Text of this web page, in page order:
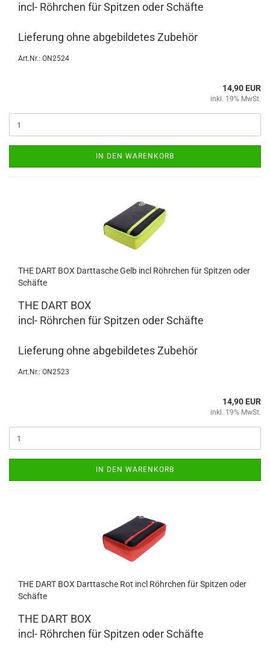
incl- Röhr­chen für Spit­zen oder Schäf­te
Lie­fe­rung ohne ab­ge­bil­de­tes Zu­be­hör
Art.Nr.: ON2524
14,90 EUR
inkl. 19% MwSt.
IN DEN WARENKORB
THE DART BOX Dart­ta­sche Gelb incl Röhr­chen für Spit­zen oder
Schäf­te
THE DART BOX
incl- Röhr­chen für Spit­zen oder Schäf­te
Lie­fe­rung ohne ab­ge­bil­de­tes Zu­be­hör
Art.Nr.: ON2523
14,90 EUR
inkl. 19% MwSt.
IN DEN WARENKORB
THE DART BOX Dart­ta­sche Rot incl Röhr­chen für Spit­zen oder
Schäf­te
THE DART BOX
incl- Röhr­chen für Spit­zen oder Schäf­te